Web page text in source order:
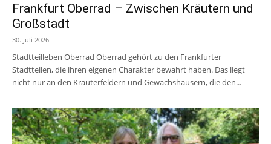
Frankfurt Oberrad – Zwischen Kräutern und
Großstadt
30. Juli 2026
Stadtteilleben Oberrad Oberrad gehört zu den Frankfurter
Stadtteilen, die ihren eigenen Charakter bewahrt haben. Das liegt
nicht nur an den Kräuterfeldern und Gewächshäusern, die den...